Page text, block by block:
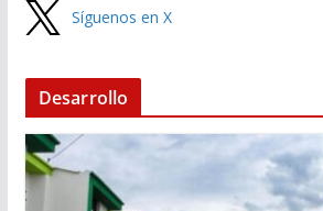
Síguenos en X
Desarrollo